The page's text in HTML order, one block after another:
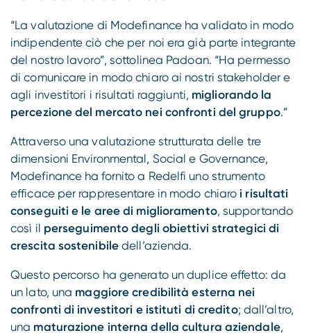
“La valutazione di Modefinance ha validato in modo
indipendente ciò che per noi era già parte integrante
del nostro lavoro”, sottolinea Padoan. “Ha permesso
di comunicare in modo chiaro ai nostri stakeholder e
agli investitori i risultati raggiunti, migliorando la
percezione del mercato nei confronti del gruppo.”
Attraverso una valutazione strutturata delle tre
dimensioni Environmental, Social e Governance,
Modefinance ha fornito a Redelfi uno strumento
efficace per rappresentare in modo chiaro i risultati
conseguiti e le aree di miglioramento, supportando
così il perseguimento degli obiettivi strategici di
crescita sostenibile dell’azienda.
Questo percorso ha generato un duplice effetto: da
un lato, una maggiore credibilità esterna nei
confronti di investitori e istituti di credito; dall’altro,
una maturazione interna della cultura aziendale,